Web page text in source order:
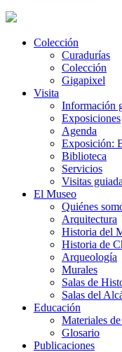
Colección
Curadurías
Colección
Gigapixel
Visita
Información
Exposiciones
Agenda
Exposición:
Biblioteca
Servicios
Visitas
El Museo
Quiénes
Arquitectura
Historia del
Historia de
Arqueología
Murales
Salas de
Salas del
Educación
Materiales
Glosario
Publicaciones